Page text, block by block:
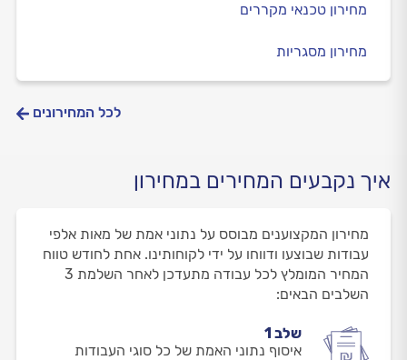
מחירון טכנאי מקררים
מחירון מסגריות
לכל המחירונים
איך נקבעים המחירים במחירון
מחירון המקצוענים מבוסס על נתוני אמת של מאות אלפי
עבודות שבוצעו ודווחו על ידי לקוחותינו. אחת לחודש טווח
המחיר המומלץ לכל עבודה מתעדכן לאחר השלמת 3
השלבים הבאים:
שלב 1
איסוף נתוני האמת של כל סוגי העבודות